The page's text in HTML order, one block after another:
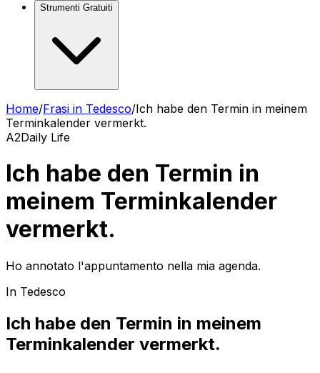
Strumenti Gratuiti
Home/Frasi in Tedesco/Ich habe den Termin in meinem
Terminkalender vermerkt.
A2Daily Life
Ich habe den Termin in
meinem Terminkalender
vermerkt.
Ho annotato l'appuntamento nella mia agenda.
In Tedesco
Ich habe den Termin in meinem
Terminkalender vermerkt.